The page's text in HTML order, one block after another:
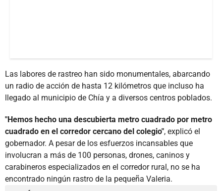
Las labores de rastreo han sido monumentales, abarcando
un radio de acción de hasta 12 kilómetros que incluso ha
llegado al municipio de Chía y a diversos centros poblados.
"Hemos hecho una descubierta metro cuadrado por metro
cuadrado en el corredor cercano del colegio", explicó el
gobernador. A pesar de los esfuerzos incansables que
involucran a más de 100 personas, drones, caninos y
carabineros especializados en el corredor rural, no se ha
encontrado ningún rastro de la pequeña Valeria.